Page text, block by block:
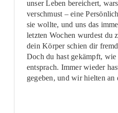
unser Leben bereichert,
verschmust – eine
sie wollte, und uns das
letzten Wochen wurdest du
dein Körper schien dir
Doch du hast gekämpft, wie
entsprach. Immer wieder
gegeben, und wir hielten an